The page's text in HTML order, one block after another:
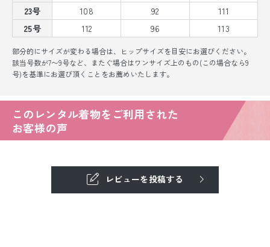
23号
108 92
111
25号
112 96 113
部分的にサイズが変わる場合は、ヒップサイズを目安にお選びください。
該当号数が7〜9号など、またぐ場合はワンサイズ上のもの(この場合なら9
号)を基準にお選び頂くことをお薦めいたします。
このレンタル着物をご利用された
お客様の声
レビューを投稿する